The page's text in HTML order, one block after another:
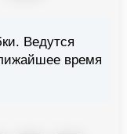
Ведутся
время